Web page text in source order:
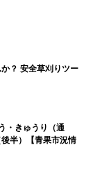
？ 安全草刈りツー
・きゅうり（通
半）【青果市況情